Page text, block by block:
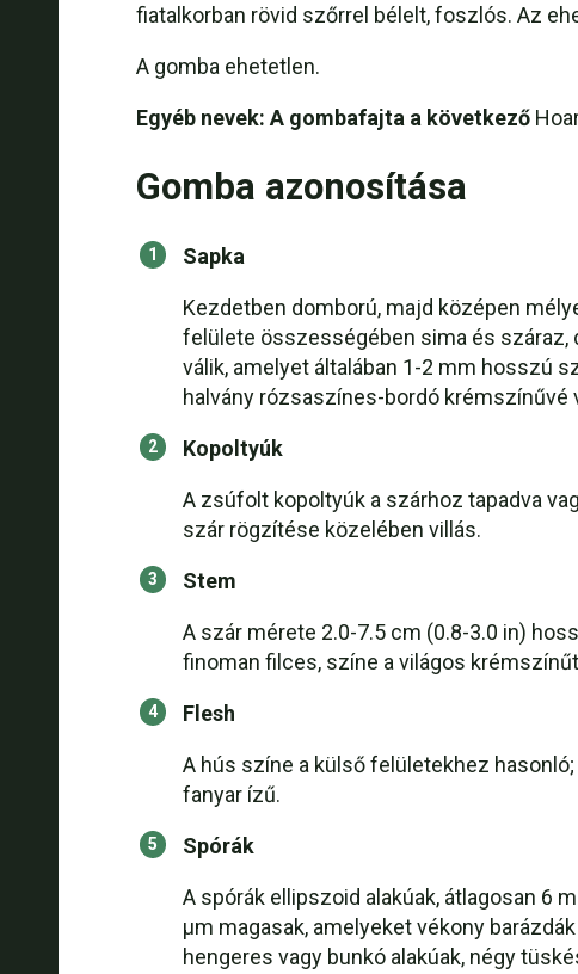
fiatalkorban rövid szőrrel bélelt, foszlós. Az
A gomba ehetetlen.
Egyéb nevek: A gombafajta a következő
Gomba azonosítása
Sapka
Kezdetben domború, majd középen
felülete összességében sima és száraz,
válik, amelyet általában 1-2 mm hosszú
halvány rózsaszínes-bordó krémszínűvé
Kopoltyúk
A zsúfolt kopoltyúk a szárhoz tapadva
szár rögzítése közelében villás.
Stem
A szár mérete 2.0-7.5 cm (0.8-3.0 in)
finoman filces, színe a világos
Flesh
A hús színe a külső felületekhez
fanyar ízű.
Spórák
A spórák ellipszoid alakúak, átlagosan 6
µm magasak, amelyeket vékony
hengeres vagy bunkó alakúak, négy